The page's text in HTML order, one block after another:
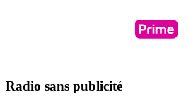
Radio sans publicité